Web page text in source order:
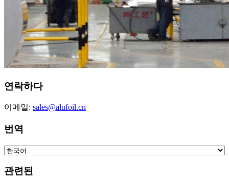
연락하다
이메일: sales@alufoil.cn
번역
관련된